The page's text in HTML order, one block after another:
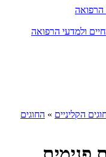
הרפואה
ולמדעי הרפואה
הקליניים » החוגים